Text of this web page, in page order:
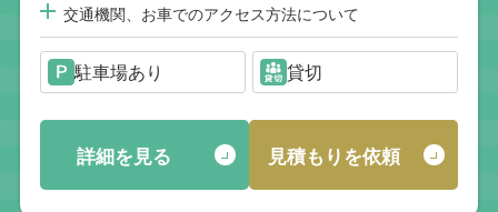
交通機関、お車でのアクセス方法について
駐車場あり 貸切
詳細を見る 見積もりを依頼